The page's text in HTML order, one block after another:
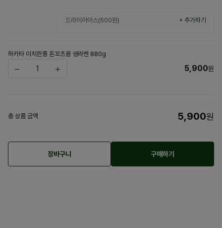
드라이아이스(500원) + 추가하기
하카타 이치란풍 돈꼬츠용 생라멘 880g
5,900원
총 상품 금액 5,900원
장바구니 구매하기